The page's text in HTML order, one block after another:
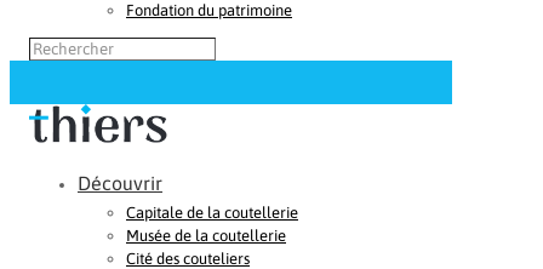
Fondation du patrimoine
Découvrir
Capitale de la coutellerie
Musée de la coutellerie
Cité des couteliers